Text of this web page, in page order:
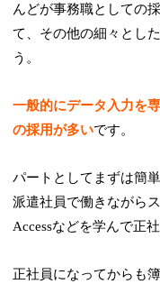
んどが事務職としての
て、その他の細々とし
う。
一般的にデータ入力を
の採用が多いです。
パートとしてまずは簡
派遣社員で働きながら
Accessなどを学んで正
正社員になってからも